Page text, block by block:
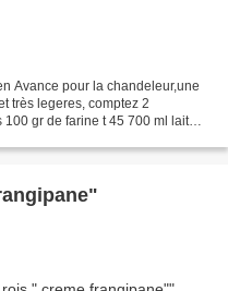
Avance pour la chandeleur,une
très legeres, comptez 2
gr de farine t 45 700 ml lait